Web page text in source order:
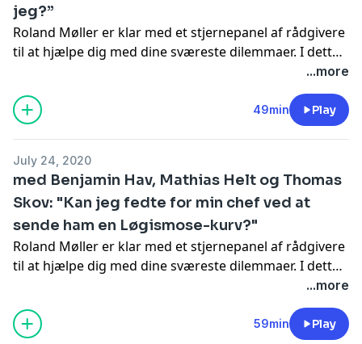
jeg?”
Roland Møller er klar med et stjernepanel af rådgivere
til at hjælpe dig med dine sværeste dilemmaer. I dette
...more
49min Play
July 24, 2020
med Benjamin Hav, Mathias Helt og Thomas
Skov: "Kan jeg fedte for min chef ved at
sende ham en Løgismose-kurv?"
Roland Møller er klar med et stjernepanel af rådgivere
til at hjælpe dig med dine sværeste dilemmaer. I dette
...more
59min Play